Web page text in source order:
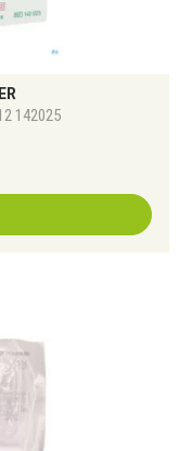
142025